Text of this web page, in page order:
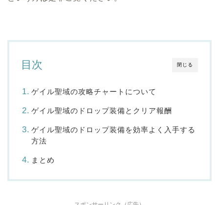
閉じる
目次
ゲイル聖域の攻略チャートについて
ゲイル聖域のドロップ装備とクリア報酬
ゲイル聖域のドロップ装備を効率よく入手する
方法
まとめ